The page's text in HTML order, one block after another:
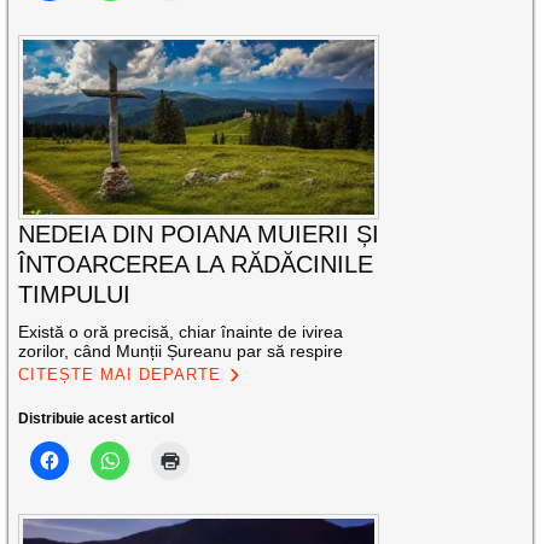
NEDEIA DIN POIANA MUIERII ȘI
ÎNTOARCEREA LA RĂDĂCINILE
TIMPULUI
Există o oră precisă, chiar înainte de ivirea
zorilor, când Munții Șureanu par să respire
CITEȘTE MAI DEPARTE
Distribuie acest articol